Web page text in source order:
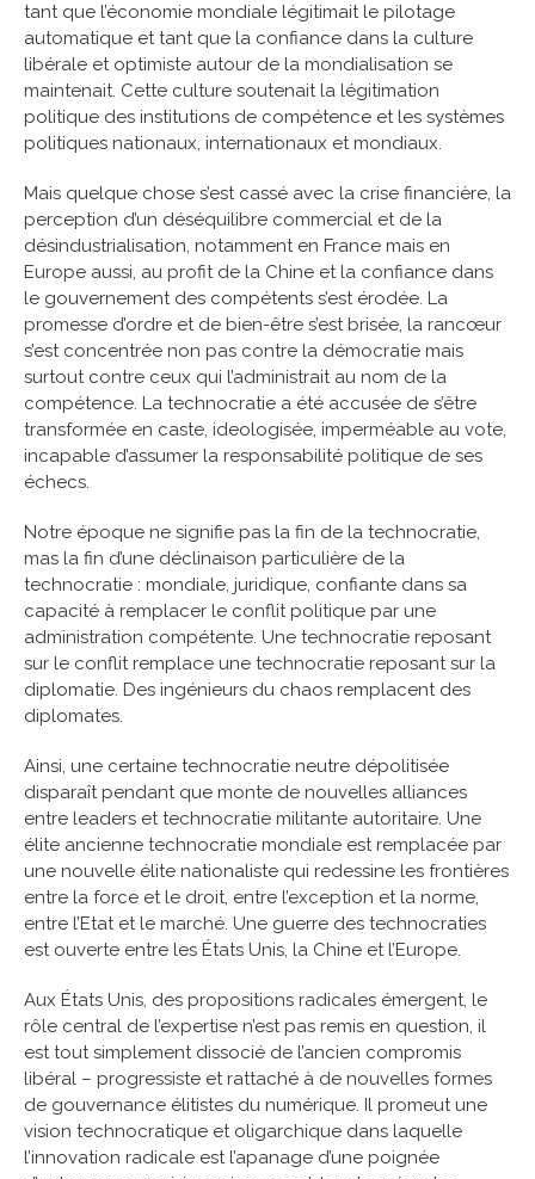
tant que l’économie mondiale légitimait le pilotage
automatique et tant que la confiance dans la culture
libérale et optimiste autour de la mondialisation se
maintenait. Cette culture soutenait la légitimation
politique des institutions de compétence et les systèmes
politiques nationaux, internationaux et mondiaux.
Mais quelque chose s’est cassé avec la crise financière, la
perception d’un déséquilibre commercial et de la
désindustrialisation, notamment en France mais en
Europe aussi, au profit de la Chine et la confiance dans
le gouvernement des compétents s’est érodée. La
promesse d’ordre et de bien-être s’est brisée, la rancœur
s’est concentrée non pas contre la démocratie mais
surtout contre ceux qui l’administrait au nom de la
compétence. La technocratie a été accusée de s’être
transformée en caste, ideologisée, imperméable au vote,
incapable d’assumer la responsabilité politique de ses
échecs.
Notre époque ne signifie pas la fin de la technocratie,
mas la fin d’une déclinaison particulière de la
technocratie : mondiale, juridique, confiante dans sa
capacité à remplacer le conflit politique par une
administration compétente. Une technocratie reposant
sur le conflit remplace une technocratie reposant sur la
diplomatie. Des ingénieurs du chaos remplacent des
diplomates.
Ainsi, une certaine technocratie neutre dépolitisée
disparaît pendant que monte de nouvelles alliances
entre leaders et technocratie militante autoritaire. Une
élite ancienne technocratie mondiale est remplacée par
une nouvelle élite nationaliste qui redessine les frontières
entre la force et le droit, entre l’exception et la norme,
entre l’Etat et le marché. Une guerre des technocraties
est ouverte entre les États Unis, la Chine et l’Europe.
Aux États Unis, des propositions radicales émergent, le
rôle central de l’expertise n’est pas remis en question, il
est tout simplement dissocié de l’ancien compromis
libéral – progressiste et rattaché à de nouvelles formes
de gouvernance élitistes du numérique. Il promeut une
vision technocratique et oligarchique dans laquelle
l’innovation radicale est l’apanage d’une poignée